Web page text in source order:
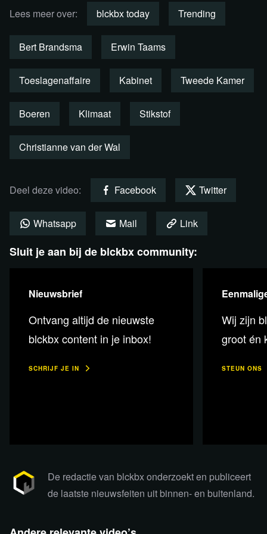
Verweij en programmamaker Erwin Taams
Bekijk de uitzending per fragment
terug
De Franse overheid heeft videoplatform Rumble verzocht
om alle Russische nieuwsbronnen uit te sluiten van haar
Lees meer over: blckbx today Trending
Bert Brandsma Erwin Taams
Toeslagenaffaire Kabinet Tweede Kamer
Boeren Klimaat Stikstof
Christianne van der Wal
Deel deze video: Facebook Twitter
Whatsapp Mail Link
Sluit je aan bij de blckbx community:
Nieuwsbrief
Ontvang altijd de nieuwste
blckbx content in je inbox!
SCHRIJF JE IN
Wij zijn
groot én
STEUN ONS
De redactie van blckbx onderzoekt en publiceert
de laatste nieuwsfeiten uit binnen- en buitenland.